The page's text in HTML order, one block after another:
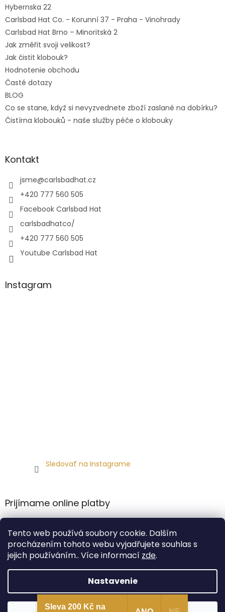
Tento web používá soubory cookie. Dalším
procházením tohoto webu vyjadřujete souhlas s
jejich používáním.. Více informací zde.
Nastavenie
Hybernska 22
Carlsbad Hat Co. - Korunní 37 - Praha - Vinohrady
Carlsbad Hat Brno – Minoritská 2
Jak změřit svoji velikost?
Jak čistit klobouk?
Hodnotenie obchodu
Časté dotazy
BLOG
Co se stane, když si nevyzvednete zboží zaslané na dobírku?
Čistírna klobouků - naše služby péče o klobouky
Kontakt
jsme@carlsbadhat.cz
+420 777 560 505
Facebook Carlsbad Hat
carlsbadhatco/
+420 777 560 505
Youtube Carlsbad Hat
Instagram
Sledovať na Instagrame
Prijímame online platby
Vytvoril Shoptet Premium
Copyright 2026 Carlsbad Hat Co.
. Všetky práva
Sleva 200 Kč na